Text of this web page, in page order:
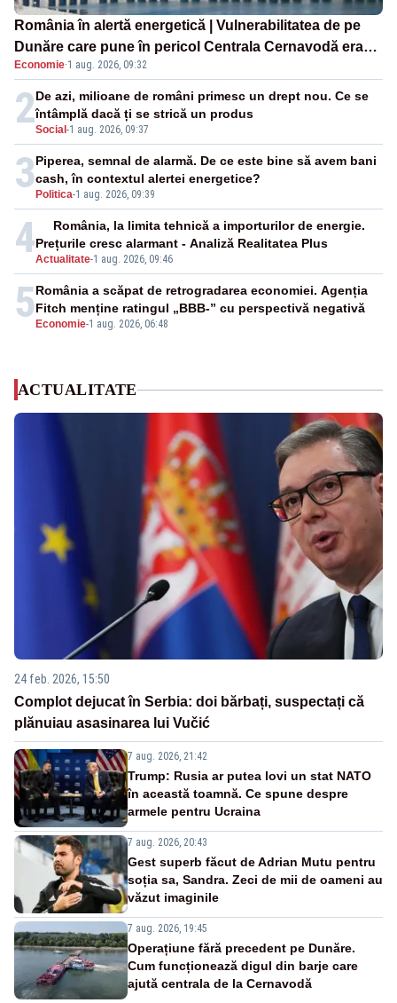
România în alertă energetică | Vulnerabilitatea de pe
Dunăre care pune în pericol Centrala Cernavodă era
cunoscută de pe vremea lui Ceaușescu
Economie·1 aug. 2026, 09:32
2Social -1 aug. 2026, 09:37
De azi, milioane de români primesc un drept nou. Ce se
întâmplă dacă ți se strică un produs
3 Politica-1 aug. 2026, 09:39
Piperea, semnal de alarmă. De ce este bine să avem bani
cash, în contextul alertei energetice?
4Actualitate-1 aug. 2026, 09:46
România, la limita tehnică a importurilor de energie.
Prețurile cresc alarmant - Analiză Realitatea Plus
5 Economie-1 aug. 2026, 06:48
România a scăpat de retrogradarea economiei. Agenția
Fitch menține ratingul „BBB-” cu perspectivă negativă
ACTUALITATE
24 feb. 2026, 15:50
Complot dejucat în Serbia: doi bărbați, suspectați că
plănuiau asasinarea lui Vučić
7 aug. 2026, 21:42
Trump: Rusia ar putea lovi un stat NATO
în această toamnă. Ce spune despre
armele pentru Ucraina
7 aug. 2026, 20:43
Gest superb făcut de Adrian Mutu pentru
soția sa, Sandra. Zeci de mii de oameni au
văzut imaginile
7 aug. 2026, 19:45
Operațiune fără precedent pe Dunăre.
Cum funcționează digul din barje care
ajută centrala de la Cernavodă